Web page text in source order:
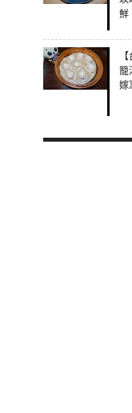
鮮
籠
嫁